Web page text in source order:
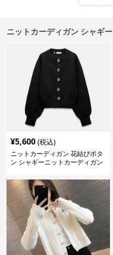
ニットカーディガン シャギー
¥5,600 (税込)
ニットカーディガン 花結びボタ
ン シャギーニットカーディガン